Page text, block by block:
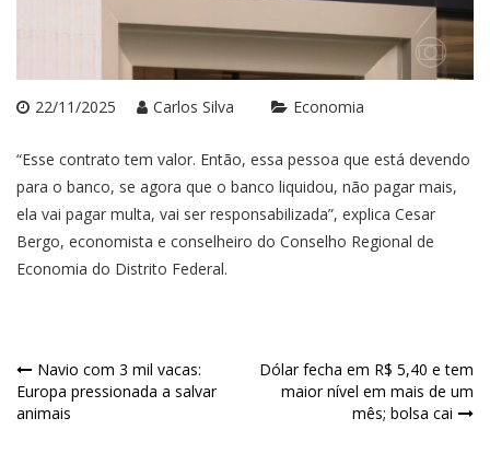
22/11/2025 Carlos Silva Economia
“Esse contrato tem valor. Então, essa pessoa que está devendo
para o banco, se agora que o banco liquidou, não pagar mais,
ela vai pagar multa, vai ser responsabilizada”, explica Cesar
Bergo, economista e conselheiro do Conselho Regional de
Economia do Distrito Federal.
Navegação
de
Navio com 3 mil vacas:
Europa pressionada a salvar
animais
Dólar fecha em R$ 5,40 e tem
maior nível em mais de um
mês; bolsa cai